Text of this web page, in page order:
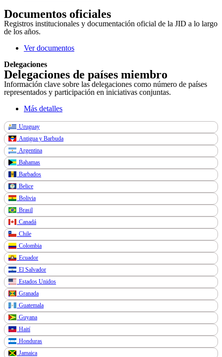
Documentos oficiales
Registros institucionales y documentación oficial de la JID a lo largo
de los años.
Ver documentos
Delegaciones
Delegaciones de países miembro
Información clave sobre las delegaciones como número de países
representados y participación en iniciativas conjuntas.
Más detalles
Uruguay
Antigua y Barbuda
Argentina
Bahamas
Barbados
Belice
Bolivia
Brasil
Canadá
Chile
Colombia
Ecuador
El Salvador
Estados Unidos
Granada
Guatemala
Guyana
Haití
Honduras
Jamaica